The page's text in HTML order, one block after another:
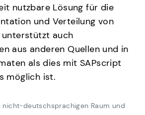
nutzbare Lösung für die
und Verteilung von
unterstützt auch
aus anderen Quellen und in
als dies mit SAPscript
möglich ist.
deutschsprachigen Raum und